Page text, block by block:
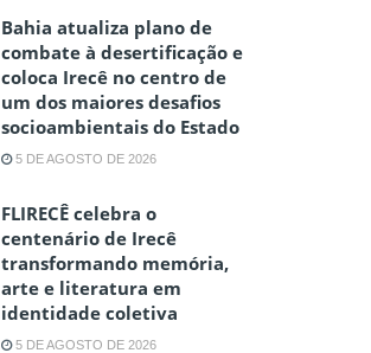
Bahia atualiza plano de
combate à desertificação e
coloca Irecê no centro de
um dos maiores desafios
socioambientais do Estado
5 DE AGOSTO DE 2026
FLIRECÊ celebra o
centenário de Irecê
transformando memória,
arte e literatura em
identidade coletiva
5 DE AGOSTO DE 2026